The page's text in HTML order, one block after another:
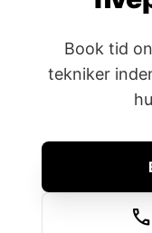
Book tid
tekniker
call